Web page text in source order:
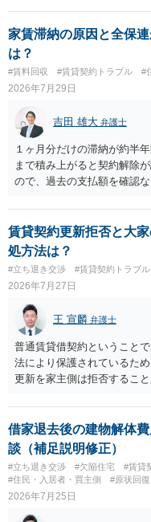
する動機づけがなくなりま
も、建物を賃貸人に一日も
するのが良いと思います。
あるお知り合いさんにとっ
められるため望ましいやり
家賃滞納の原因と全保
は？
#賃料回収 #賃貸契約トラブル #
2026年7月29日
吉田 雄大 弁護士
１ヶ月分だけの滞納が約半
まで積み上がると契約解除
ので、過去の支払額を確認
た理由は気になるところで
います。
賃貸契約更新拒否と大
処方法は？
#立ち退き交渉 #賃貸契約トラブル
2026年7月27日
王 宣麟 弁護士
普通賃貸借契約ということ
法により保護されているた
更新を家主側は拒否するこ
定期確認させてもらないこ
せんので、更新拒絶を拒否
の交渉の中で、一定の金銭
みるのはいかがでしょうか
入室する行為自体は不法行
立する可能性がありますの
借家退去後の建物解体
談（補足説明修正）
#立ち退き交渉 #欠陥住宅 #賃貸
#住民・入居者・買主側
#原状回復
2026年7月25日